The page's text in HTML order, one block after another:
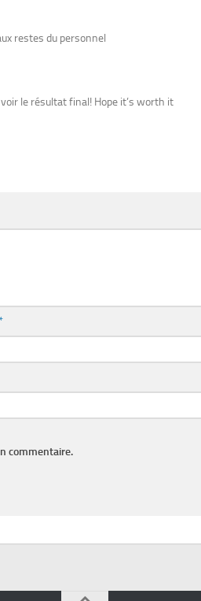
restes du personnel
le résultat final! Hope it’s worth it
commentaire.